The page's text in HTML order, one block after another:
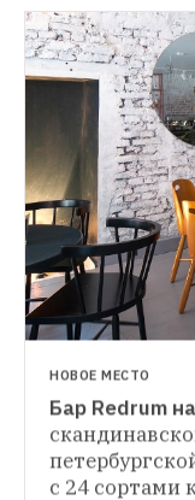
Где есть и
МЕСТО
Ресторан
НОВОЕ МЕСТО
Бар Redrum
с 24